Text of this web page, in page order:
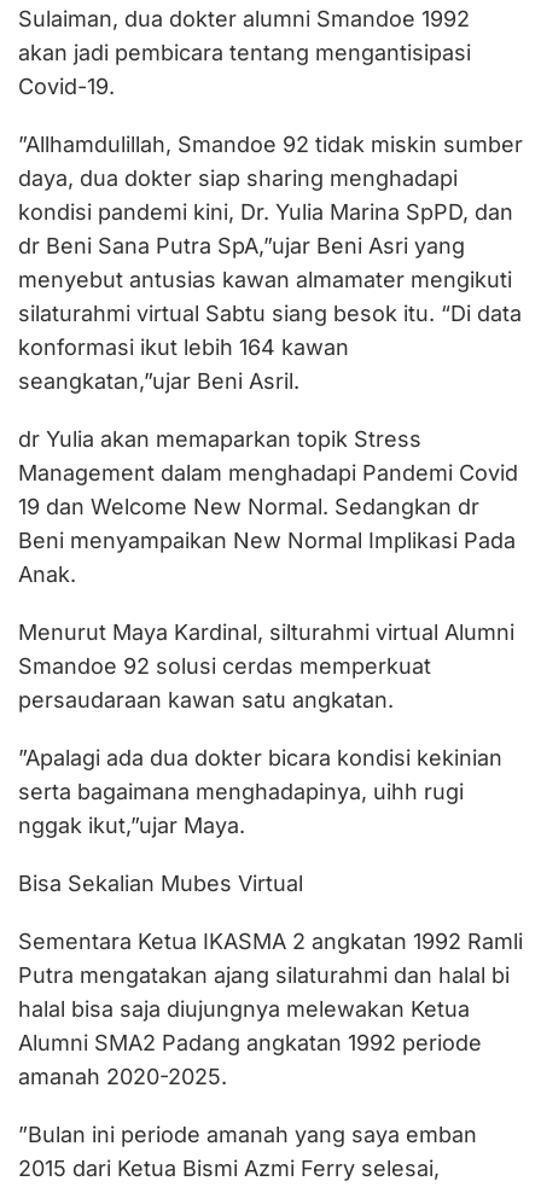
Sulaiman, dua dokter alumni Smandoe 1992
akan jadi pembicara tentang mengantisipasi
Covid-19.
”Allhamdulillah, Smandoe 92 tidak miskin sumber
daya, dua dokter siap sharing menghadapi
kondisi pandemi kini, Dr. Yulia Marina SpPD, dan
dr Beni Sana Putra SpA,”ujar Beni Asri yang
menyebut antusias kawan almamater mengikuti
silaturahmi virtual Sabtu siang besok itu. “Di data
konformasi ikut lebih 164 kawan
seangkatan,”ujar Beni Asril.
dr Yulia akan memaparkan topik Stress
Management dalam menghadapi Pandemi Covid
19 dan Welcome New Normal. Sedangkan dr
Beni menyampaikan New Normal Implikasi Pada
Anak.
Menurut Maya Kardinal, silturahmi virtual Alumni
Smandoe 92 solusi cerdas memperkuat
persaudaraan kawan satu angkatan.
”Apalagi ada dua dokter bicara kondisi kekinian
serta bagaimana menghadapinya, uihh rugi
nggak ikut,”ujar Maya.
Bisa Sekalian Mubes Virtual
Sementara Ketua IKASMA 2 angkatan 1992 Ramli
Putra mengatakan ajang silaturahmi dan halal bi
halal bisa saja diujungnya melewakan Ketua
Alumni SMA2 Padang angkatan 1992 periode
amanah 2020-2025.
”Bulan ini periode amanah yang saya emban
2015 dari Ketua Bismi Azmi Ferry selesai,